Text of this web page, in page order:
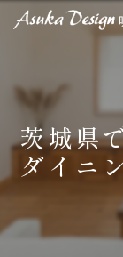
茨城県
ダイニ